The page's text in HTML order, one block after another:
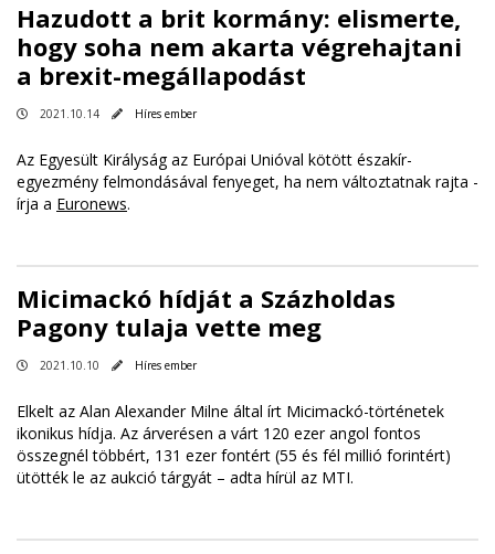
Hazudott a brit kormány: elismerte,
hogy soha nem akarta végrehajtani
a brexit-megállapodást
2021.10.14 Híres ember
Az Egyesült Királyság az Európai Unióval kötött északír-
egyezmény felmondásával fenyeget, ha nem változtatnak rajta -
írja a Euronews.
Micimackó hídját a Százholdas
Pagony tulaja vette meg
2021.10.10 Híres ember
Elkelt az Alan Alexander Milne által írt Micimackó-történetek
ikonikus hídja. Az árverésen a várt 120 ezer angol fontos
összegnél többért, 131 ezer fontért (55 és fél millió forintért)
ütötték le az aukció tárgyát – adta hírül az MTI.